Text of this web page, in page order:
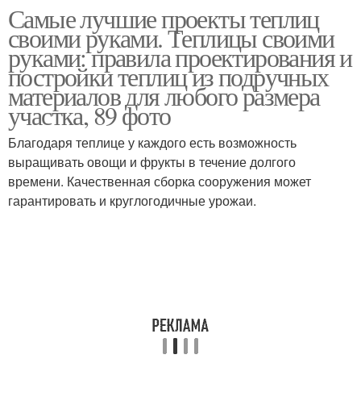
Теплицы с размерами
трубы
Теплица на
пластиковых дугах
Теплица на деревянном
Теплица из старых Теплица из профтрубы
Самые лучшие проекты теплиц
своими руками. Теплицы своими
руками: правила проектирования и
постройки теплиц из подручных
материалов для любого размера
участка, 89 фото
Благодаря теплице у каждого есть возможность
выращивать овощи и фрукты в течение долгого
времени. Качественная сборка сооружения может
гарантировать и круглогодичные урожаи.